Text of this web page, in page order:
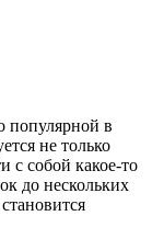
популярной в
не только
с собой какое-то
до нескольких